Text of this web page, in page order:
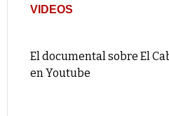
VIDEOS
El documental sobre El
en Youtube